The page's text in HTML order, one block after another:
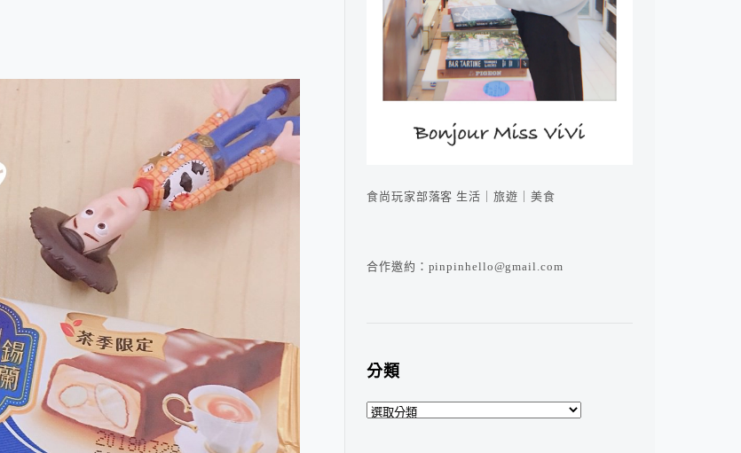
食尚玩家部落客 生活｜旅遊｜美食
合作邀約：pinpinhello@gmail.com
分類
分